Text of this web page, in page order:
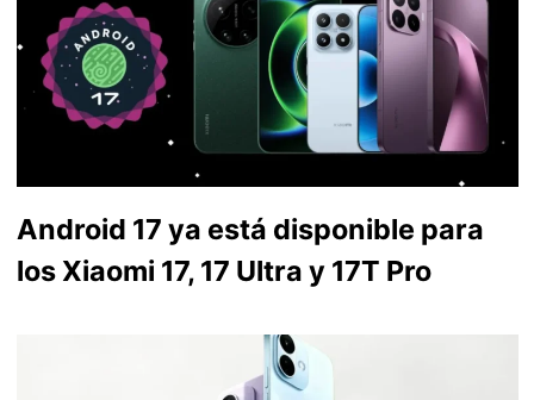
Android 17 ya está disponible para
los Xiaomi 17, 17 Ultra y 17T Pro